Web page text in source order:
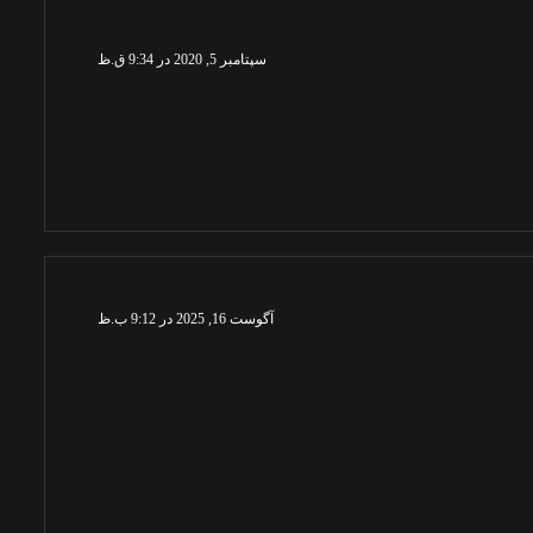
سپتامبر 5, 2020 در 9:34 ق.ظ
آگوست 16, 2025 در 9:12 ب.ظ